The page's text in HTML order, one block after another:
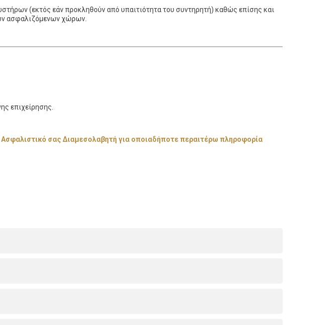
(εκτός εάν προκληθούν από υπαιτιότητα του συντηρητή) καθώς επίσης και
ασφαλιζόμενων χώρων.
επιχείρησης.
Ασφαλιστικό σας Διαμεσολαβητή για οποιαδήποτε περαιτέρω πληροφορία